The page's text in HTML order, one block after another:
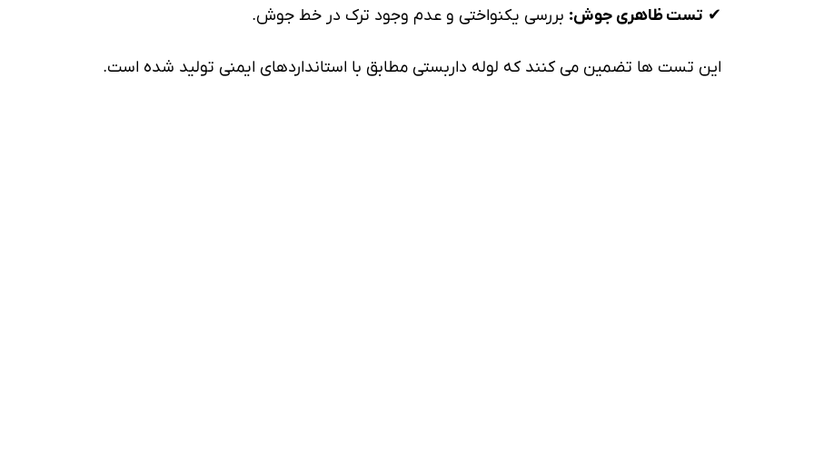
✔ تست ظاهری جوش: بررسی یکنواختی و عدم وجود ترک در خط جوش.
این تست ها تضمین می کنند که لوله داربستی مطابق با استانداردهای ایمنی تولید شده است.